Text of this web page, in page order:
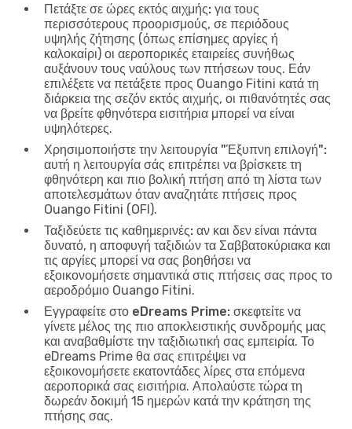
Πετάξτε σε ώρες εκτός αιχμής: για τους
περισσότερους προορισμούς, σε περιόδους
υψηλής ζήτησης (όπως επίσημες αργίες ή
καλοκαίρι) οι αεροπορικές εταιρείες συνήθως
αυξάνουν τους ναύλους των πτήσεων τους. Εάν
επιλέξετε να πετάξετε προς Ouango Fitini κατά τη
διάρκεια της σεζόν εκτός αιχμής, οι πιθανότητές σας
να βρείτε φθηνότερα εισιτήρια μπορεί να είναι
υψηλότερες.
Χρησιμοποιήστε την λειτουργία "Έξυπνη επιλογή":
αυτή η λειτουργία σάς επιτρέπει να βρίσκετε τη
φθηνότερη και πιο βολική πτήση από τη λίστα των
αποτελεσμάτων όταν αναζητάτε πτήσεις προς
Ouango Fitini (OFI).
Ταξιδεύετε τις καθημερινές: αν και δεν είναι πάντα
δυνατό, η αποφυγή ταξιδιών τα Σαββατοκύριακα και
τις αργίες μπορεί να σας βοηθήσει να
εξοικονομήσετε σημαντικά στις πτήσεις σας προς το
αεροδρόμιο Ouango Fitini.
Εγγραφείτε στο eDreams Prime: σκεφτείτε να
γίνετε μέλος της πιο αποκλειστικής συνδρομής μας
και αναβαθμίστε την ταξιδιωτική σας εμπειρία. Το
eDreams Prime θα σας επιτρέψει να
εξοικονομήσετε εκατοντάδες λίρες στα επόμενα
αεροπορικά σας εισιτήρια. Απολαύστε τώρα τη
δωρεάν δοκιμή 15 ημερών κατά την κράτηση της
πτήσης σας.